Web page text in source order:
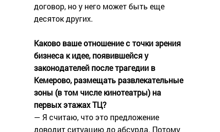
договор, но у него может быть еще
десяток других.
Каково ваше отношение с точки зрения
бизнеса к идее, появившейся у
законодателей после трагедии в
Кемерово, размещать развлекательные
зоны (в том числе кинотеатры) на
первых этажах ТЦ?
— Я считаю, что это предложение
доводит ситуацию до абсурда. Потому